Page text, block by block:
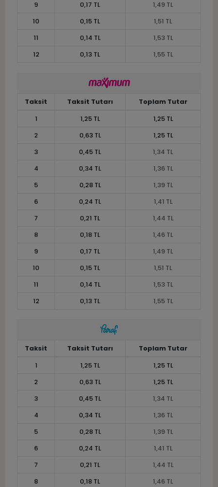
9 0,17 TL
1,49 TL
10
0,15 TL
1,51 TL
11
0,14 TL
1,53 TL
12
0,13 TL 1,55 TL
Taksit Taksit Tutarı
Toplam Tutar
1
1,25 TL
1,25 TL
2
0,63 TL
1,25 TL
3
0,45 TL
1,34 TL
4
0,34 TL
1,36 TL
5
0,28 TL
1,39 TL
6
0,24 TL
1,41 TL
7
0,21 TL
1,44 TL
8
0,18 TL
1,46 TL
9
0,17 TL
1,49 TL
10
0,15 TL
1,51 TL
11
0,14 TL
1,53 TL
12
0,13 TL 1,55 TL
Taksit Taksit Tutarı
Toplam Tutar
1
1,25 TL
1,25 TL
2
0,63 TL
1,25 TL
3
0,45 TL
1,34 TL
4
0,34 TL
1,36 TL
5
0,28 TL
1,39 TL
6
0,24 TL
1,41 TL
7
0,21 TL
1,44 TL
8
0,18 TL
1,46 TL